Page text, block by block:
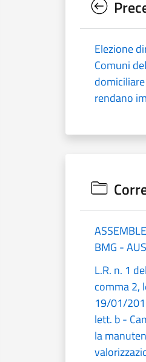
Elezione
Comuni
rendano
BMG -
L.R. n. 1
comma 2,
19/01/
lett. b -
la